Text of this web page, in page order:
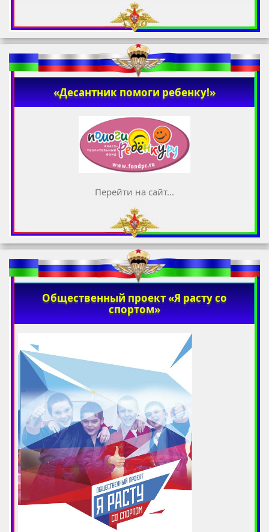
«Десантник помоги ребенку!»
Перейти на сайт...
Общественный проект «Я расту со
спортом»